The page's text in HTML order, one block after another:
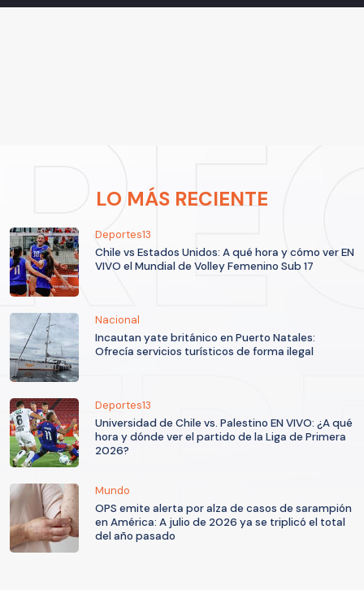
LO MÁS RECIENTE
Deportes13
Chile vs Estados Unidos: A qué hora y cómo ver EN
VIVO el Mundial de Volley Femenino Sub 17
Nacional
Incautan yate británico en Puerto Natales:
Ofrecía servicios turísticos de forma ilegal
Deportes13
Universidad de Chile vs. Palestino EN VIVO: ¿A qué
hora y dónde ver el partido de la Liga de Primera
2026?
Mundo
OPS emite alerta por alza de casos de sarampión
en América: A julio de 2026 ya se triplicó el total
del año pasado